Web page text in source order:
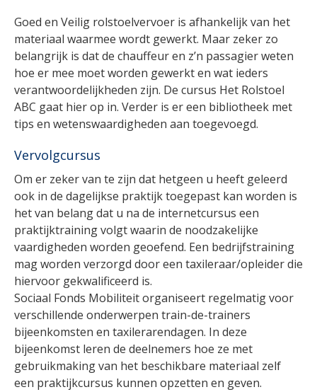
Goed en Veilig rolstoelvervoer is afhankelijk van het
materiaal waarmee wordt gewerkt. Maar zeker zo
belangrijk is dat de chauffeur en z’n passagier weten
hoe er mee moet worden gewerkt en wat ieders
verantwoordelijkheden zijn. De cursus Het Rolstoel
ABC gaat hier op in. Verder is er een bibliotheek met
tips en wetenswaardigheden aan toegevoegd.
Vervolgcursus
Om er zeker van te zijn dat hetgeen u heeft geleerd
ook in de dagelijkse praktijk toegepast kan worden is
het van belang dat u na de internetcursus een
praktijktraining volgt waarin de noodzakelijke
vaardigheden worden geoefend. Een bedrijfstraining
mag worden verzorgd door een taxileraar/opleider die
hiervoor gekwalificeerd is.
Sociaal Fonds Mobiliteit organiseert regelmatig voor
verschillende onderwerpen train-de-trainers
bijeenkomsten en taxilerarendagen. In deze
bijeenkomst leren de deelnemers hoe ze met
gebruikmaking van het beschikbare materiaal zelf
een praktijkcursus kunnen opzetten en geven.